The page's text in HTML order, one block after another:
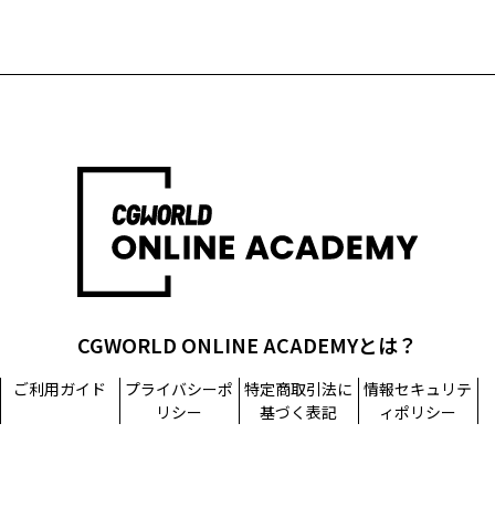
CGWORLD ONLINE ACADEMYとは？
ご利用ガイド
プライバシーポ
リシー
特定商取引法に
基づく表記
情報セキュリテ
ィポリシー